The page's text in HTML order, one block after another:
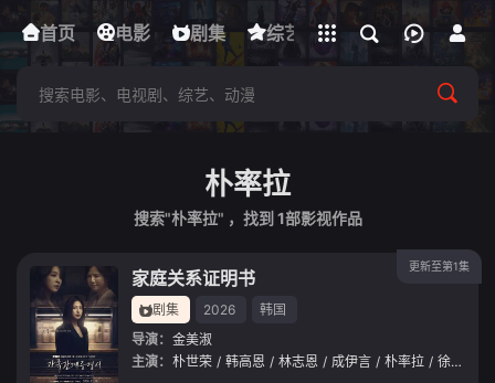
首页 电影 剧集 综艺 动漫 短剧
下载客户端
立即登录
朴率拉
搜索"朴率拉" ，找到 1部影视作品
更新至第1集
家庭关系证明书
剧集 2026
韩国
导演： 金美淑
主演： 朴世荣 / 韩高恩 / 林志恩 / 成伊言 / 朴率拉 / 徐道永